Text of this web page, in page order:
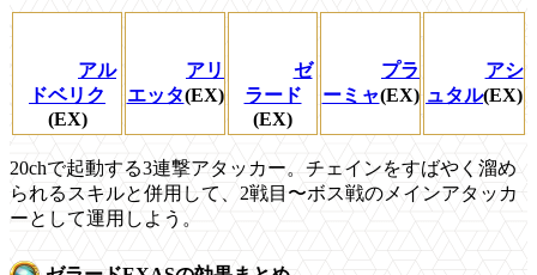
アル
ドベリク
(EX)
アリ
エッタ(EX)
ゼ
ラード
(EX)
プラ
ーミャ(EX)
アシ
ュタル(EX)
20chで起動する3連撃アタッカー。チェインをすばやく溜め
られるスキルと併用して、2戦目〜ボス戦のメインアタッカ
ーとして運用しよう。